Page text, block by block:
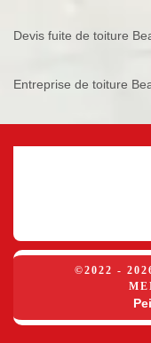
Devis fuite de toiture
Entreprise de toiture
©2022 -